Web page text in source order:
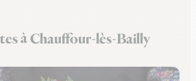
à Chauffour-lès-Bailly